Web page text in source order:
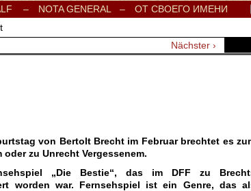
für Frieden, Humanismus, Völkerverständigung und
– NOTA GENERAL – ОТ СВОЕГО ИМЕНИ
Nächster ›
von Bertolt Brecht im Februar brechtet es
zu Unrecht Vergessenem.
„Die Bestie“, das im DFF zu
worden war. Fernsehspiel ist ein Genre, das